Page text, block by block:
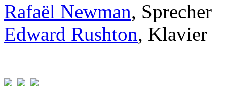
Rafaël Newman, Sprecher
Edward Rushton, Klavier